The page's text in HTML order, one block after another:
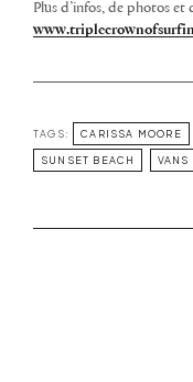
Plus d’infos, de photos et
TAGS: CARISSA MOORE
SUNSET BEACH VANS